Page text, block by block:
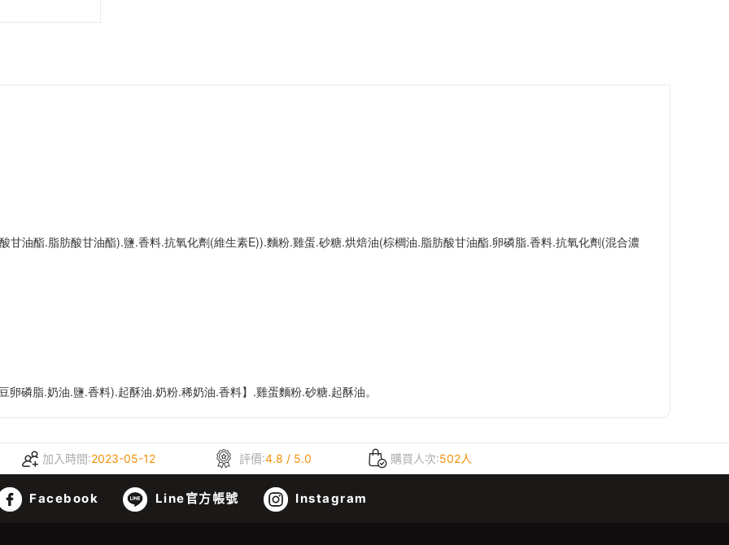
甘油酯.脂肪酸甘油酯).鹽.香料.抗氧化劑(維生素E)).麵粉.雞蛋.砂糖.烘焙油(棕櫚油.脂肪酸甘油酯.卵磷脂.香料.抗氧化劑(混合濃
磷脂.奶油.鹽.香料).起酥油.奶粉.稀奶油.香料】.雞蛋麵粉.砂糖.起酥油。
加入時間:2023-05-12 評價:4.8 / 5.0 購買人次:502人
Facebook Line官方帳號 Instagram